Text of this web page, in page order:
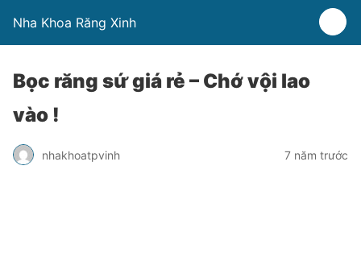
Nha Khoa Răng Xinh
Bọc răng sứ giá rẻ – Chớ vội lao
vào !
nhakhoatpvinh 7 năm trước